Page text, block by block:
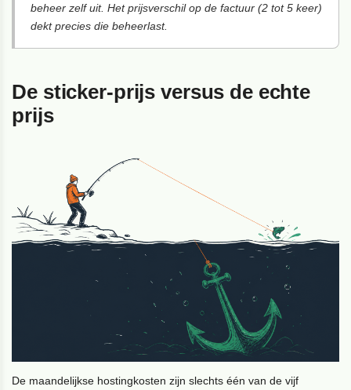
beheer zelf uit. Het prijsverschil op de factuur (2 tot 5 keer)
dekt precies die beheerlast.
De sticker-prijs versus de echte
prijs
De maandelijkse hostingkosten zijn slechts één van de vijf